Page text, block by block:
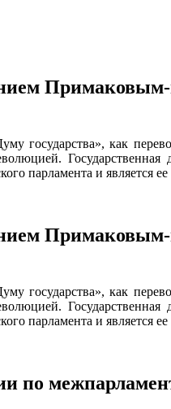
как
парламента и является
как
парламента и является
по